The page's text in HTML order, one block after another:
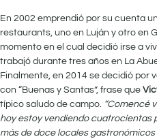
En 2002 emprendió por su cuenta
restaurants, uno en Luján y otro en
momento en el cual decidió irse a
trabajó durante tres años en La
Finalmente, en 2014 se decidió por
con “Buenas y Santas”, frase que
típico saludo de campo. “Comencé
hoy estoy vendiendo cuatrocientas
más de doce locales gastronómicos